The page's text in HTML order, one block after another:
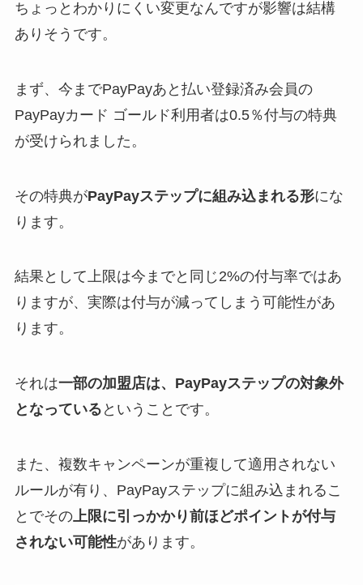
ちょっとわかりにくい変更なんですが影響は結構
ありそうです。
まず、今までPayPayあと払い登録済み会員の
PayPayカード ゴールド利用者は0.5％付与の特典
が受けられました。
その特典がPayPayステップに組み込まれる形にな
ります。
結果として上限は今までと同じ2%の付与率ではあ
りますが、実際は付与が減ってしまう可能性があ
ります。
それは一部の加盟店は、PayPayステップの対象外
となっている ということです。
また、複数キャンペーンが重複して適用されない
ルールが有り、PayPayステップに組み込まれるこ
とでその上限に引っかかり前ほどポイントが付与
されない可能性があります。